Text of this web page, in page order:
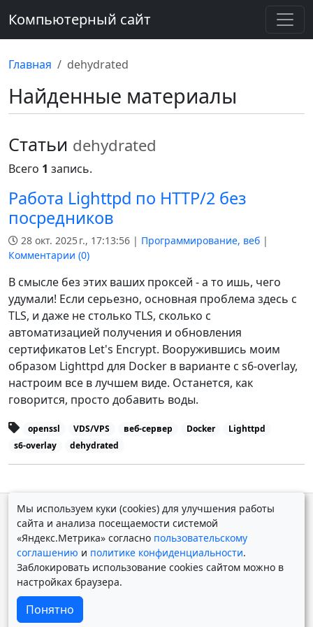
Компьютерный сайт
Главная dehydrated
Найденные материалы
Статьи dehydrated
Всего 1 запись.
Работа Lighttpd по HTTP/2 без
посредников
28 окт. 2025 г., 17:13:56 | Программирование, веб |
Комментарии (0)
В смысле без этих ваших проксей - а то ишь, чего
удумали! Если серьезно, основная проблема здесь с
TLS, и даже не столько TLS, сколько с
автоматизацией получения и обновления
сертификатов Let's Encrypt. Вооружившись моим
образом Lighttpd для Docker в варианте с s6-overlay,
настроим все в лучшем виде. Останется, как
говорится, просто добавить воды.
openssl VDS/VPS веб-сервер Docker
Lighttpd
s6-overlay
dehydrated
Мы используем куки (cookies) для улучшения работы
сайта и анализа посещаемости системой
«Яндекс.Метрика» согласно пользовательскому
соглашению и политике конфиденциальности.
Заблокировать использование cookies сайтом можно в
настройках браузера.
Понятно
© Дмитрий Косолапов 2007 — 2026.Старая версия
Powered byYii Framework